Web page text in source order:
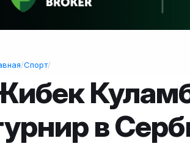
/Спорт/
в